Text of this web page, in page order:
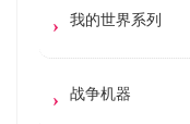
我的世界系列
战争机器